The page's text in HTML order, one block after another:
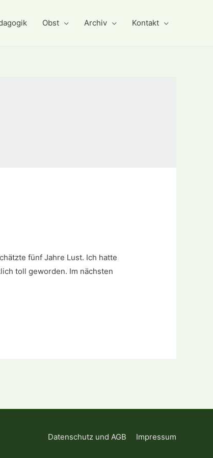
Obst Archiv Kontakt
fünf Jahre Lust. Ich hatte
toll geworden. Im nächsten
Datenschutz und AGB Impressum